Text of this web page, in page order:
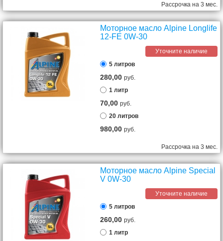
Рассрочка на 3 мес.
Моторное масло Alpine Longlife
12-FE 0W-30
Уточните наличие
5 литров
280,00руб.
1 литр
70,00руб.
20 литров
980,00руб.
Рассрочка на 3 мес.
Моторное масло Alpine Special
V 0W-30
Уточните наличие
5 литров
260,00руб.
1 литр